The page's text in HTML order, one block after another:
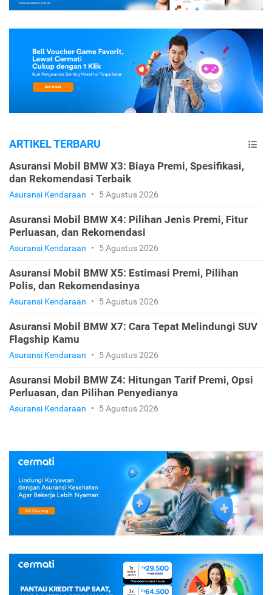
ARTIKEL TERBARU
Asuransi Mobil BMW X3: Biaya Premi, Spesifikasi,
dan Rekomendasi Terbaik
Asuransi Kendaraan • 5 Agustus 2026
Asuransi Mobil BMW X4: Pilihan Jenis Premi, Fitur
Perluasan, dan Rekomendasi
Asuransi Kendaraan • 5 Agustus 2026
Asuransi Mobil BMW X5: Estimasi Premi, Pilihan
Polis, dan Rekomendasinya
Asuransi Kendaraan • 5 Agustus 2026
Asuransi Mobil BMW X7: Cara Tepat Melindungi SUV
Flagship Kamu
Asuransi Kendaraan • 5 Agustus 2026
Asuransi Mobil BMW Z4: Hitungan Tarif Premi, Opsi
Perluasan, dan Pilihan Penyedianya
Asuransi Kendaraan • 5 Agustus 2026